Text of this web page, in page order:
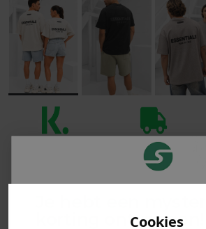
Cookies
Voor 23:59 besteld
is morgen in huis!*
korting ontvangen!